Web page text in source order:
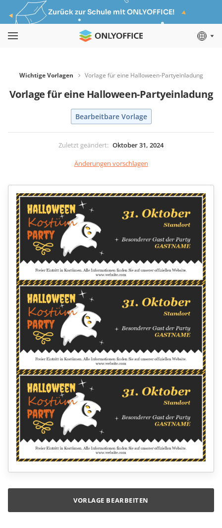
Zurück zur Schule mit ONLYOFFICE!
Wichtige Vorlagen Vorlage für eine Halloween-Partyeinladung
Vorlage für eine Halloween-Partyeinladung
Bearbeitbare Vorlage
Zuletzt geändert: Oktober 31, 2024
Änderungen vorschlagen
VORLAGE BEARBEITEN